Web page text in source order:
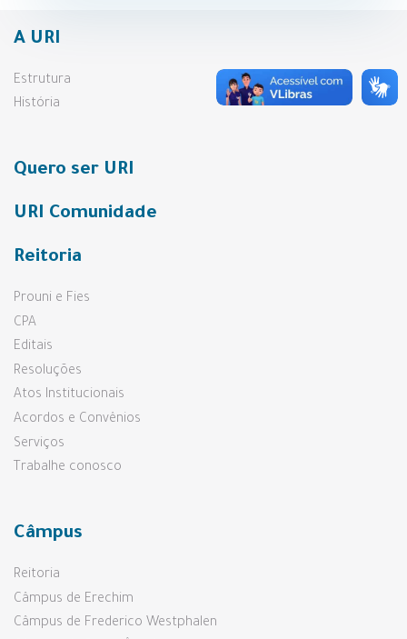
A URI
Estrutura
História
Quero ser URI
URI Comunidade
Reitoria
Prouni e Fies
CPA
Editais
Resoluções
Atos Institucionais
Acordos e Convênios
Serviços
Trabalhe conosco
Câmpus
Reitoria
Câmpus de Erechim
Câmpus de Frederico Westphalen